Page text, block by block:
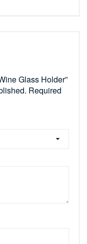
Glass Holder”
Required